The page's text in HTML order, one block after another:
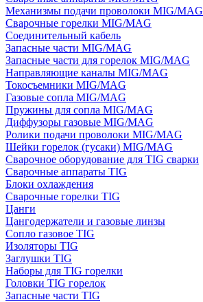
Механизмы подачи проволоки MIG/MAG
Сварочные горелки MIG/MAG
Соединительный кабель
Запасные части MIG/MAG
Запасные части для горелок MIG/MAG
Направляющие каналы MIG/MAG
Токосъемники MIG/MAG
Газовые сопла MIG/MAG
Пружины для сопла MIG/MAG
Диффузоры газовые MIG/MAG
Ролики подачи проволоки MIG/MAG
Шейки горелок (гусаки) MIG/MAG
Сварочное оборудование для TIG сварки
Сварочные аппараты TIG
Блоки охлаждения
Сварочные горелки TIG
Цанги
Цангодержатели и газовые линзы
Сопло газовое TIG
Изоляторы TIG
Заглушки TIG
Наборы для TIG горелки
Головки TIG горелок
Запасные части TIG